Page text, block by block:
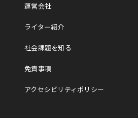
運営会社
ライター紹介
社会課題を知る
免責事項
アクセシビリティポリシー